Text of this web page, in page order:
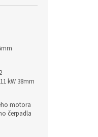
kW 38mm
motora
čerpadla